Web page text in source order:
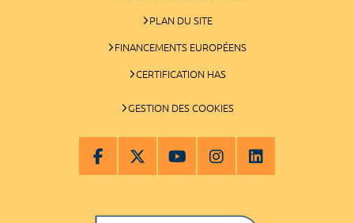
PLAN DU SITE
FINANCEMENTS EUROPÉENS
CERTIFICATION HAS
GESTION DES COOKIES